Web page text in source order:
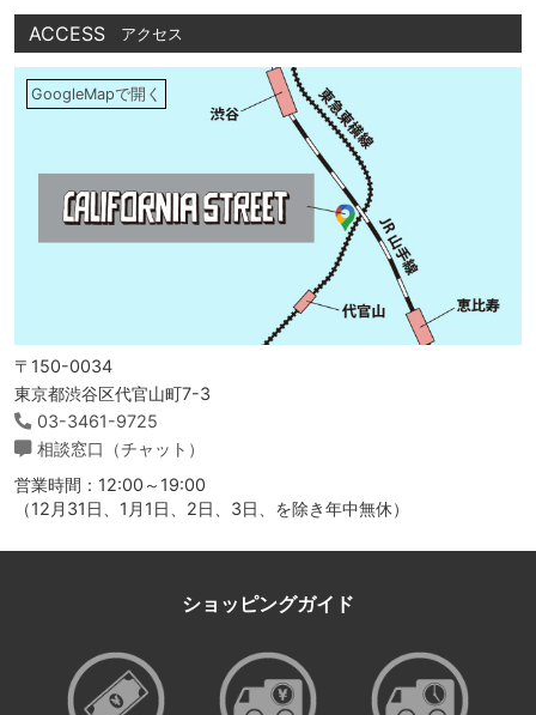
ACCESS アクセス
GoogleMapで開く
〒150-0034
東京都渋谷区代官山町7-3
03-3461-9725
相談窓口（チャット）
営業時間：12:00～19:00
（12月31日、1月1日、2日、3日、を除き年中無休）
ショッピングガイド